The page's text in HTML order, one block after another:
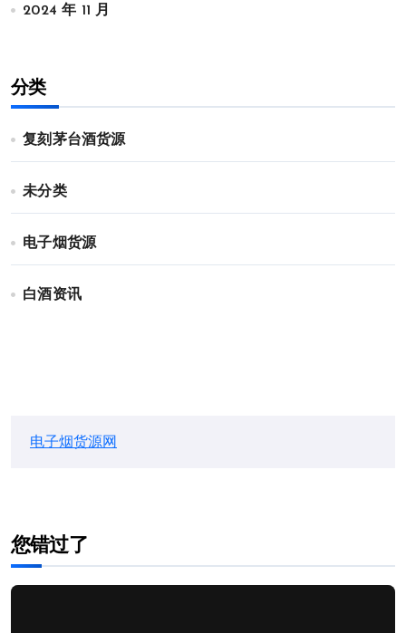
2024 年 11 月
分类
复刻茅台酒货源
未分类
电子烟货源
白酒资讯
电子烟货源网
您错过了